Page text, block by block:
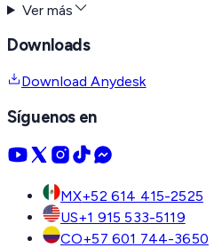
Ver más
Downloads
Download Anydesk
Síguenos en
MX+52 614 415-2525
US+1 915 533-5119
CO+57 601 744-3650